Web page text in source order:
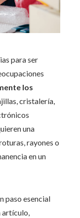
para ser
los
cristalería,
una
rayones o
en un
paso esencial
artículo,